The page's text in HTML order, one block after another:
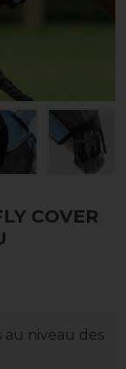
COVER
au niveau des